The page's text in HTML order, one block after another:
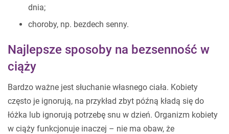
dnia;
choroby, np. bezdech senny.
Najlepsze sposoby na bezsenność w
ciąży
Bardzo ważne jest słuchanie własnego ciała. Kobiety
często je ignorują, na przykład zbyt późną kładą się do
łóżka lub ignorują potrzebę snu w dzień. Organizm kobiety
w ciąży funkcjonuje inaczej – nie ma obaw, że